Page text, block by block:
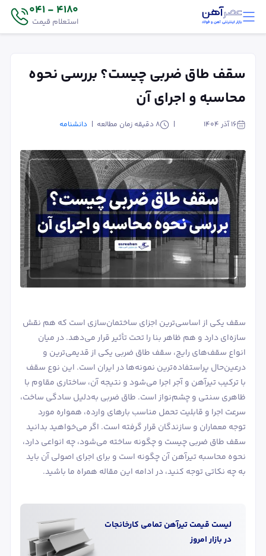
4180 - 041
استعلام قیمت
سقف طاق ضربی چیست؟ بررسی نحوه
محاسبه و اجرای آن
۱۶ آذر ۱۴۰۴ 8دقیقه زمان مطالعه دانشنامه
سقف یکی از اساسی‌ترین اجزای ساختمان‌سازی است که هم نقش
سازه‌ای دارد و هم ظاهر بنا را تحت تأثیر قرار می‌دهد. در میان
انواع سقف‌های رایج، سقف طاق ضربی یکی از قدیمی‌ترین و
درعین‌حال پراستفاده‌ترین نمونه‌ها در ایران است. این نوع سقف
با ترکیب تیرآهن و آجر اجرا می‌شود و نتیجه آن، ساختاری مقاوم با
ظاهری سنتی و چشم‌نواز است. طاق ضربی به‌دلیل سادگی ساخت،
سرعت اجرا و قابلیت تحمل مناسب بارهای وارده، همواره مورد
توجه معماران و سازندگان قرار گرفته است. اگر می‌خواهید بدانید
سقف طاق ضربی چیست و چگونه ساخته می‌شود، چه انواعی دارد،
نحوه محاسبه تیرآهن آن چگونه است و برای اجرای اصولی آن باید
به چه نکاتی توجه کنید، در ادامه این مقاله همراه ما باشید.
لیست قیمتتیرآهنتمامی کارخانجات
در بازار امروز